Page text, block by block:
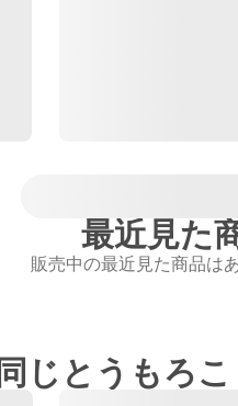
最近見た
販売中の最近見た商品は
同じとうもろ